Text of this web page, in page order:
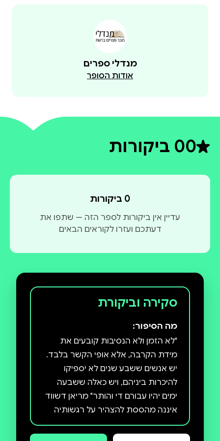
מנדלי ספרים
אודות הסופר
0דירוג ממוצע 0 מתוך 5
0 ביקורות
0 ביקורות
עדיין אין ביקורות לספר הזה — שתפו את
דעתכם ועזרו לקוראים הבאים
סקירה וביקורת
מה הסיפור:
"לא הזמן ולא הנסיבות קובעים את
מידת הקרבה, אלא אופי הקשר בלבד.
יש אנשים ששבע שנים לא יספיקו
להיכרות ביניהם, ויש כאלה ששבעה
ימים יהיו עבורם די והותר" מריאן דשווד
איננה מהססת להצהיר על רגשותיה
בגלוי, וכשהיא מתאהבת בווילובי, היא
מתעלמת לחלוטין מאזהרותיה של